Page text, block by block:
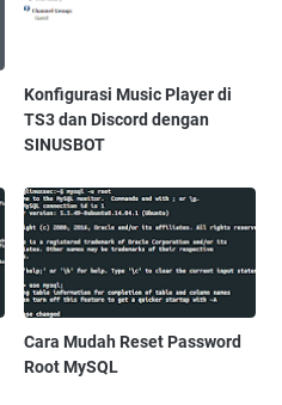
Konfigurasi Music Player di
TS3 dan Discord dengan
SINUSBOT
Cara Mudah Reset Password
Root MySQL